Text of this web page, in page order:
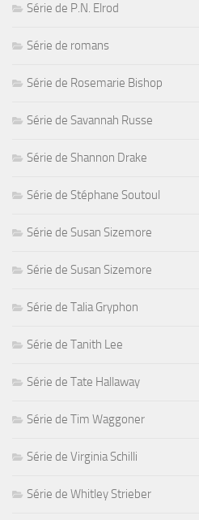
Série de P.N. Elrod
Série de romans
Série de Rosemarie Bishop
Série de Savannah Russe
Série de Shannon Drake
Série de Stéphane Soutoul
Série de Susan Sizemore
Série de Susan Sizemore
Série de Talia Gryphon
Série de Tanith Lee
Série de Tate Hallaway
Série de Tim Waggoner
Série de Virginia Schilli
Série de Whitley Strieber